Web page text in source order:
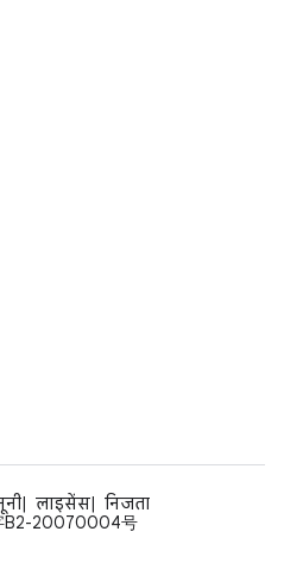
लाइसेंस
निजता
B2-20070004号